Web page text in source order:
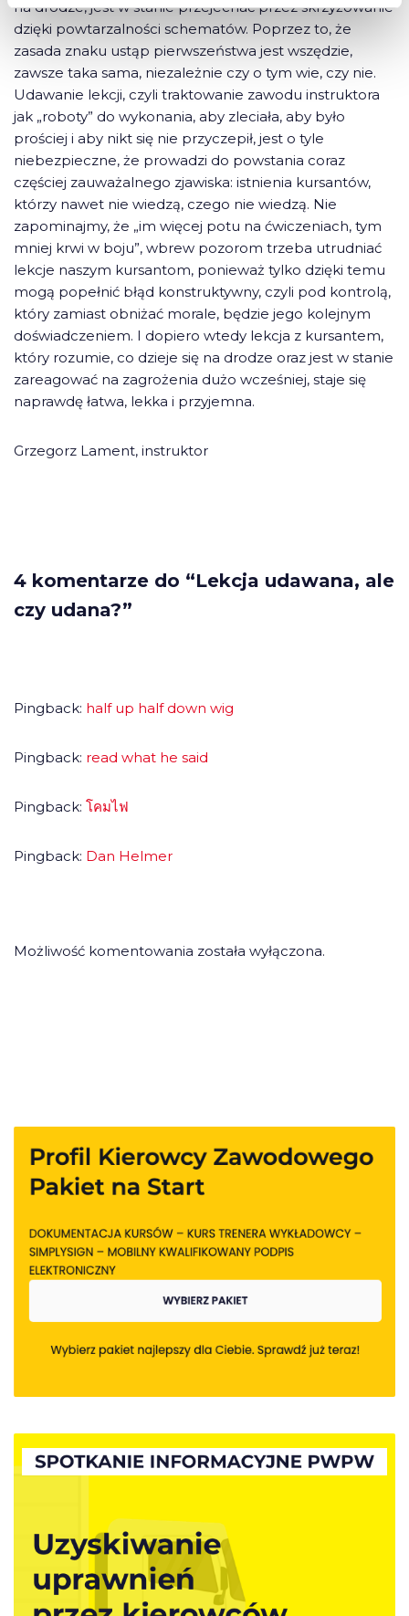
na drodze, jest w stanie przejechać przez skrzyżowanie
dzięki powtarzalności schematów. Poprzez to, że
zasada znaku ustąp pierwszeństwa jest wszędzie,
zawsze taka sama, niezależnie czy o tym wie, czy nie.
Udawanie lekcji, czyli traktowanie zawodu instruktora
jak „roboty” do wykonania, aby zleciała, aby było
prościej i aby nikt się nie przyczepił, jest o tyle
niebezpieczne, że prowadzi do powstania coraz
częściej zauważalnego zjawiska: istnienia kursantów,
którzy nawet nie wiedzą, czego nie wiedzą. Nie
zapominajmy, że „im więcej potu na ćwiczeniach, tym
mniej krwi w boju”, wbrew pozorom trzeba utrudniać
lekcje naszym kursantom, ponieważ tylko dzięki temu
mogą popełnić błąd konstruktywny, czyli pod kontrolą,
który zamiast obniżać morale, będzie jego kolejnym
doświadczeniem. I dopiero wtedy lekcja z kursantem,
który rozumie, co dzieje się na drodze oraz jest w stanie
zareagować na zagrożenia dużo wcześniej, staje się
naprawdę łatwa, lekka i przyjemna.
Grzegorz Lament, instruktor
4 komentarze do “Lekcja udawana, ale
czy udana?”
Pingback: half up half down wig
Pingback: read what he said
Pingback: โคมไฟ
Pingback: Dan Helmer
Możliwość komentowania została wyłączona.